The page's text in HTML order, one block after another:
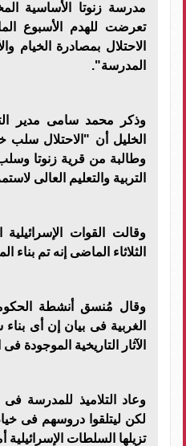
تعرضت للهدم الأسبوع
الاحتلال بمصادرة الخيام
المدرسة".
وذكر محمد سامى مدير
وطالبة من قرية زنوتا
التربية والتعليم العالى
وقالت القوات
الثلاثاء الماضى إنه تم
وقال مُنسق أنشطة
الغربية فى بيان إن أى
الآثار التاريخية الموجودة
وعاد التلاميذ للمدرسة فى
لكن ليتلقوا دروسهم فى
تزيلها السلطات